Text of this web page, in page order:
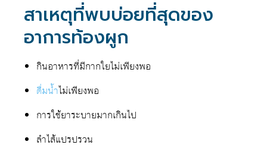
สาเหตุที่พบบ่อยที่สุดของ
อาการท้องผูก
กินอาหารที่มีกากใยไม่เพียงพอ
ดื่มน้ำไม่เพียงพอ
การใช้ยาระบายมากเกินไป
ลำไส้แปรปรวน